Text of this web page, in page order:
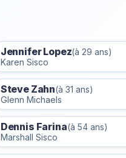
Jennifer Lopez(à 29 ans)
Karen Sisco
Steve Zahn(à 31 ans)
Glenn Michaels
Dennis Farina(à 54 ans)
Marshall Sisco